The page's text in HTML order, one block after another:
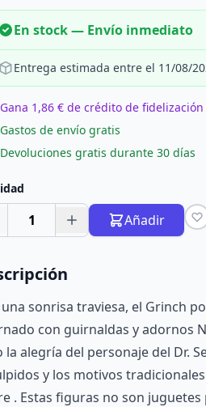
En stock — Envío inmediato
Entrega estimada entre el 11/08/
Gana 1,86 € de crédito de fidelización
Gastos de envío gratis
Devoluciones gratis durante 30 días
1 Añadir
una sonrisa traviesa, el Grinch
con guirnaldas y adornos
la alegría del personaje del Dr.
y los motivos
. Estas figuras no son